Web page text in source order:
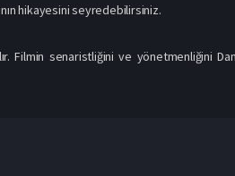
hikayesini seyredebilirsiniz.
Filmin senaristliğini ve yönetmenliğini